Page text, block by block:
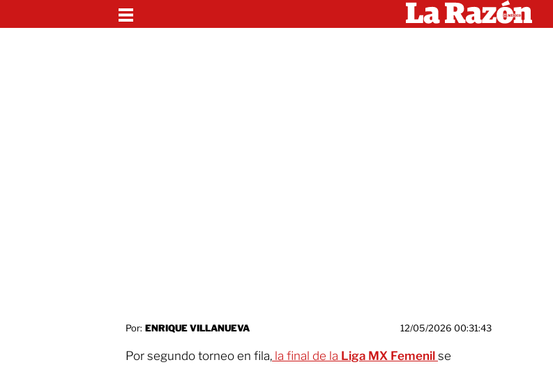
Por: ENRIQUE VILLANUEVA 12/05/2026 00:31:43
Por segundo torneo en fila, la final de la Liga MX Femenil se